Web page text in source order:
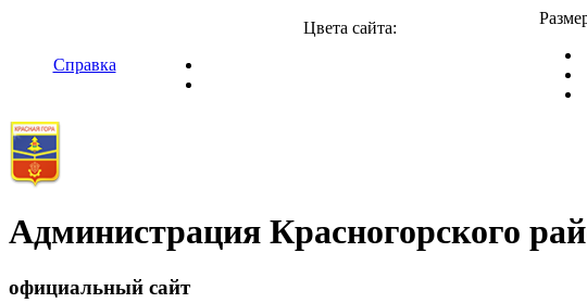
Справка
Цвета сайта:
Администрация Красногорского
официальный сайт